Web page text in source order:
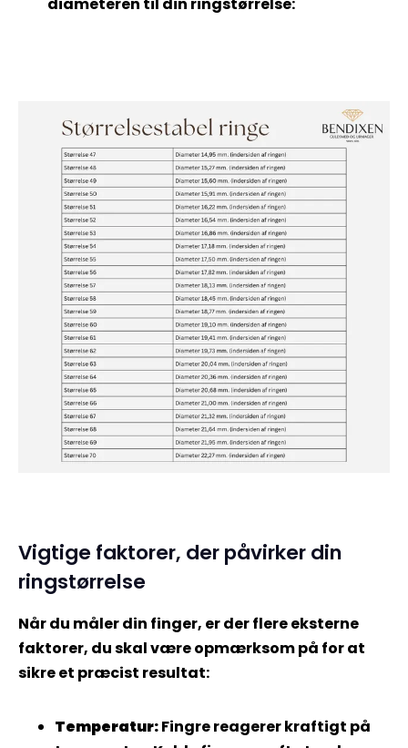
Vigtige faktorer, der påvirker din
ringstørrelse
Når du måler din finger, er der flere eksterne
faktorer, du skal være opmærksom på for at
sikre et præcist resultat:
Temperatur:Fingre reagerer kraftigt på